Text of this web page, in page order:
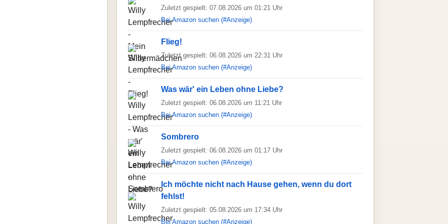
Zuletzt gespielt: 07.08.2026 um 01:21 Uhr
Bei Amazon suchen (#Anzeige)
Flieg!
Zuletzt gespielt: 06.08.2026 um 22:31 Uhr
Bei Amazon suchen (#Anzeige)
Was wär' ein Leben ohne Liebe?
Zuletzt gespielt: 06.08.2026 um 11:21 Uhr
Bei Amazon suchen (#Anzeige)
Sombrero
Zuletzt gespielt: 06.08.2026 um 01:17 Uhr
Bei Amazon suchen (#Anzeige)
Ich möchte nicht nach Hause gehen, wenn du dort
fehlst!
Zuletzt gespielt: 05.08.2026 um 17:34 Uhr
Bei Amazon suchen (#Anzeige)